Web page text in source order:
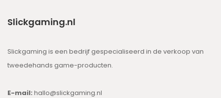
Slickgaming.nl
Slickgaming is een bedrijf gespecialiseerd in de verkoop van
tweedehands game-producten.
E-mail: hallo@slickgaming.nl